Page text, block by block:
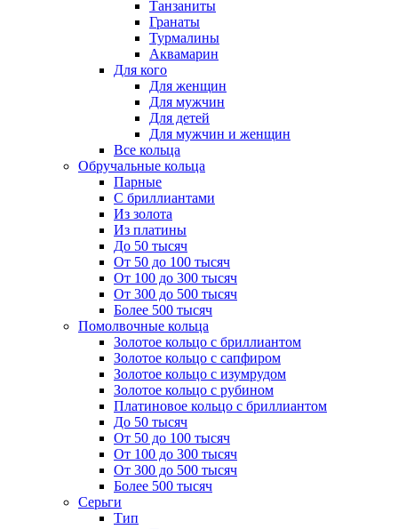
Танзаниты
Гранаты
Турмалины
Аквамарин
Для кого
Для женщин
Для мужчин
Для детей
Для мужчин и женщин
Все кольца
Обручальные кольца
Парные
С бриллиантами
Из золота
Из платины
До 50 тысяч
От 50 до 100 тысяч
От 100 до 300 тысяч
От 300 до 500 тысяч
Более 500 тысяч
Помолвочные кольца
Золотое кольцо с бриллиантом
Золотое кольцо с сапфиром
Золотое кольцо с изумрудом
Золотое кольцо с рубином
Платиновое кольцо с бриллиантом
До 50 тысяч
От 50 до 100 тысяч
От 100 до 300 тысяч
От 300 до 500 тысяч
Более 500 тысяч
Серьги
Тип